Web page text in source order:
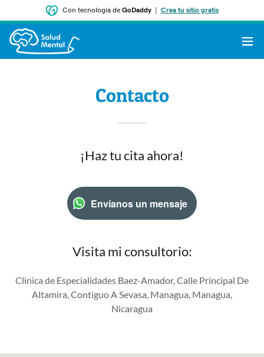
Con tecnología de GoDaddy| Crea tu sitio gratis
Contacto
¡Haz tu cita ahora!
Envíanos un mensaje
Visita mi consultorio:
Clinica de Especialidades Baez-Amador, Calle Principal De
Altamira, Contiguo A Sevasa, Managua, Managua,
Nicaragua